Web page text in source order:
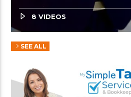
8 VIDEOS
SEE ALL